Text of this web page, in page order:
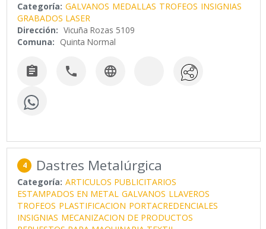
Categoría: GALVANOS MEDALLAS TROFEOS INSIGNIAS
GRABADOS LASER
Dirección: Vicuña Rozas 5109
Comuna: Quinta Normal
  
4 Dastres Metalúrgica
Categoría: ARTICULOS PUBLICITARIOS
ESTAMPADOS EN METAL GALVANOS LLAVEROS
TROFEOS PLASTIFICACION PORTACREDENCIALES
INSIGNIAS MECANIZACION DE PRODUCTOS